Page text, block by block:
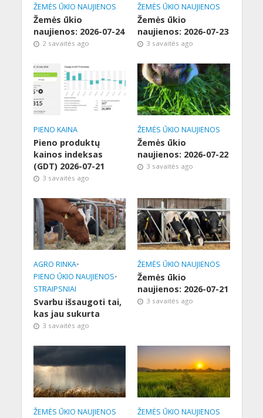
ŽEMĖS ŪKIO NAUJIENOS
Žemės ūkio
naujienos: 2026-07-24
2 savaitės ago
ŽEMĖS ŪKIO NAUJIENOS
Žemės ūkio
naujienos: 2026-07-23
3 savaitės ago
PIENO KAINA
Pieno produktų
kainos indeksas
(GDT) 2026-07-21
3 savaitės ago
ŽEMĖS ŪKIO NAUJIENOS
Žemės ūkio
naujienos: 2026-07-22
3 savaitės ago
AGRO RINKA•
PIENO ŪKIO NAUJIENOS•
STRAIPSNIAI
Svarbu išsaugoti tai,
kas jau sukurta
3 savaitės ago
ŽEMĖS ŪKIO NAUJIENOS
Žemės ūkio
naujienos: 2026-07-21
3 savaitės ago
ŽEMĖS ŪKIO NAUJIENOS ŽEMĖS ŪKIO NAUJIENOS